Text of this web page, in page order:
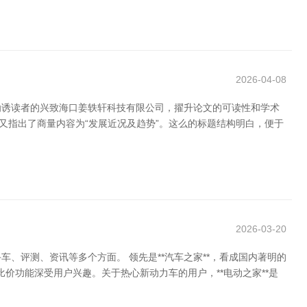
2026-04-08
读者的兴致海口姜轶轩科技有限公司，擢升论文的可读性和学术
出了商量内容为“发展近况及趋势”。这么的标题结构明白，便于
2026-03-20
、评测、资讯等多个方面。 领先是**汽车之家**，看成国内著明的
功能深受用户兴趣。关于热心新动力车的用户，**电动之家**是